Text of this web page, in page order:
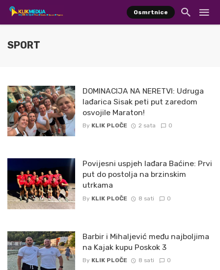
Osmrtnice
SPORT
DOMINACIJA NA NERETVI: Udruga
lađarica Sisak peti put zaredom
osvojile Maraton!
By KLIK PLOČE 2 sata 0
Povijesni uspjeh lađara Baćine: Prvi
put do postolja na brzinskim
utrkama
By KLIK PLOČE 8 sati 0
Barbir i Mihaljević među najboljima
na Kajak kupu Poskok 3
By KLIK PLOČE 8 sati 0